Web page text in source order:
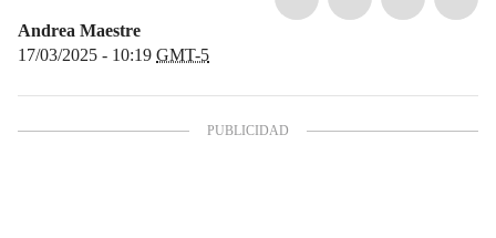
Andrea Maestre
17/03/2025 - 10:19 GMT-5